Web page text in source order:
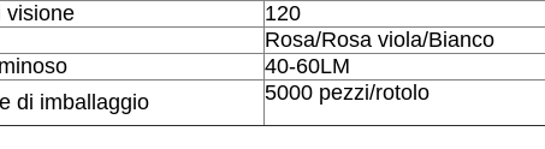
visione
120
Rosa/Rosa viola/Bianco
40-60LM
di imballaggio
5000 pezzi/rotolo